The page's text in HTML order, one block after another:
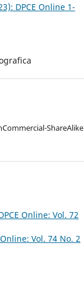
DPCE Online 1-
ShareAlike
Online: Vol. 72
Online: Vol. 74 No. 2